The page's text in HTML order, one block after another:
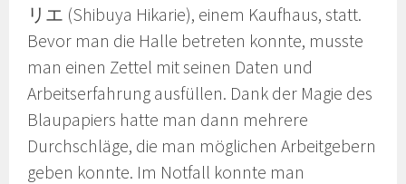
リエ (Shibuya Hikarie), einem Kaufhaus, statt.
Bevor man die Halle betreten konnte, musste
man einen Zettel mit seinen Daten und
Arbeitserfahrung ausfüllen. Dank der Magie des
Blaupapiers hatte man dann mehrere
Durchschläge, die man möglichen Arbeitgebern
geben konnte. Im Notfall konnte man